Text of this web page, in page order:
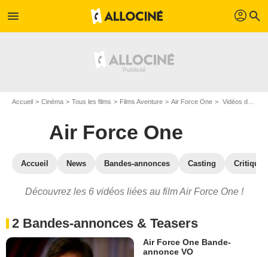
menu profil search
Accueil Cinéma Tous les films Films Aventure Air Force One Vidéos du film Air Force One
Air Force One
Accueil News Bandes-annonces Casting
Découvrez les 6 vidéos liées au film Air Force One !
2 Bandes-annonces & Teasers
Air Force One Bande-
annonce VO